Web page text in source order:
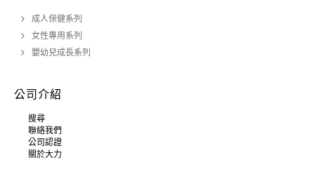
成人保健系列
女性專用系列
嬰幼兒成長系列
公司介紹
搜尋
聯絡我們
公司認證
關於大力